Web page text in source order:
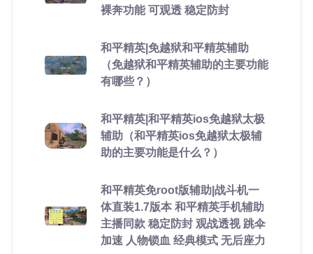
裸奔功能 可观透 稳定防封
和平精英|免越狱和平精英辅助
（免越狱和平精英辅助的主要功能
有哪些？）
和平精英|和平精英ios免越狱太极
辅助（和平精英ios免越狱太极辅
助的主要功能是什么？）
和平精英免root版辅助|战斗机一
体直装1.7版本 和平精英手机辅助
主播同款 稳定防封 观战透视 跳伞
加速 人物锁血 经典模式 无后座力